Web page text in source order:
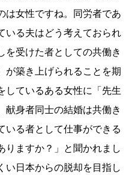
は女性ですね。同労者であ
いる夫はどう考えておられ
受けた者としての共働き
が築き上げられることを期
しているある女性に「先生
献身者同士の結婚は共働き
いる者として仕事ができる
りますか？」と聞かれまし
い日本からの脱却を目指し